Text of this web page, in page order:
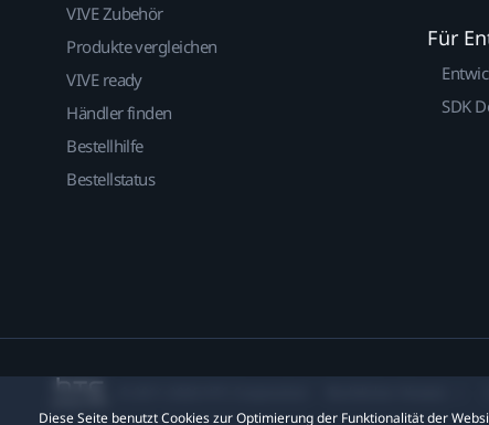
Diese Seite benutzt Cookies zur Optimierung der Funktionalität der
VIVE Zubehör
Produkte vergleichen
VIVE ready
Händler finden
Bestellhilfe
Bestellstatus
Für
SDK